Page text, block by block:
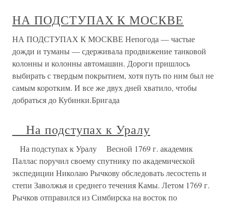
НА ПОДСТУПАХ К МОСКВЕ
НА ПОДСТУПАХ К МОСКВЕ Непогода — частые
дожди и туманы — сдерживала продвижение танковой
колонны и колонны автомашин. Дороги пришлось
выбирать с твердым покрытием, хотя путь по ним был не
самым коротким. И все же двух дней хватило, чтобы
добраться до Кубинки.Бригада
На подступах к Уралу
На подступах к Уралу Весной 1769 г. академик
Паллас поручил своему спутнику по академической
экспедиции Николаю Рычкову обследовать лесостепь и
степи Заволжья и среднего течения Камы. Летом 1769 г.
Рычков отправился из Симбирска на восток по